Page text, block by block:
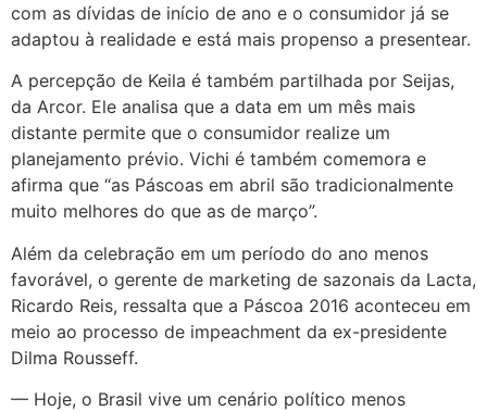
com as dívidas de início de ano e o consumidor já se
adaptou à realidade e está mais propenso a presentear.
A percepção de Keila é também partilhada por Seijas,
da Arcor. Ele analisa que a data em um mês mais
distante permite que o consumidor realize um
planejamento prévio. Vichi é também comemora e
afirma que “as Páscoas em abril são tradicionalmente
muito melhores do que as de março”.
Além da celebração em um período do ano menos
favorável, o gerente de marketing de sazonais da Lacta,
Ricardo Reis, ressalta que a Páscoa 2016 aconteceu em
meio ao processo de impeachment da ex-presidente
Dilma Rousseff.
— Hoje, o Brasil vive um cenário político menos